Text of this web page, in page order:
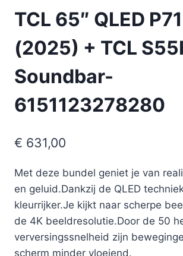
TCL 65″ QLED
(2025) + TCL
Soundbar-
6151123278280
€ 631,00
Met deze bundel geniet je van
en geluid.Dankzij de QLED
kleurrijker.Je kijkt naar scherpe
de 4K beeldresolutie.Door de 50
verversingssnelheid zijn
scherm minder vloeiend.